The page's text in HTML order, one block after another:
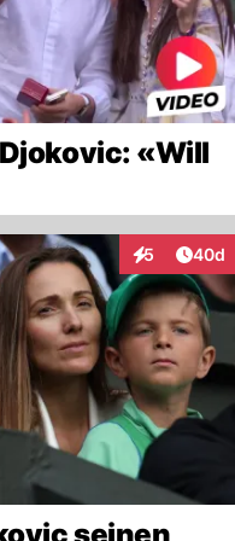
«Will
5
Interaktionen
40d